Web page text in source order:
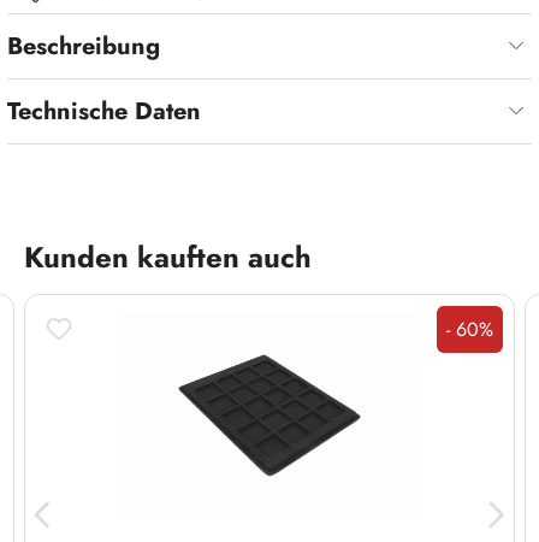
Beschreibung
Technische Daten
Produktgalerie überspringen
Kunden kauften auch
Rabatt
- 60%